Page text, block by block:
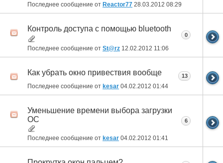
Последнее сообщение от Reactor77 28.03.2012 08:29
Контроль доступа с помощью bluetooth
Последнее сообщение от St@rz 12.02.2012 11:06
0
Как убрать окно привествия вообще
Последнее сообщение от kesar 04.02.2012 01:44
13
Уменьшение времени выбора загрузки
ОС
Последнее сообщение от kesar 04.02.2012 01:41
6